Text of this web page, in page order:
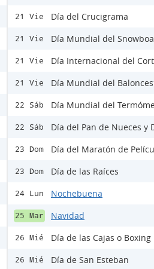
21 Vie Día del Crucigrama
21 Vie Día Mundial del
21 Vie Día Internacional del
21 Vie Día Mundial del
22 Sáb Día Mundial del
22 Sáb Día del Pan de Nueces y
23 Dom Día del Maratón de
23 Dom Día de las Raíces
24 Lun Nochebuena
25 Mar Navidad
26 Mié Día de las Cajas o Boxing
26 Mié Día de San Esteban